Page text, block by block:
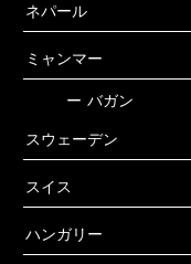
ネパール
ミャンマー
ー バガン
スウェーデン
スイス
ハンガリー